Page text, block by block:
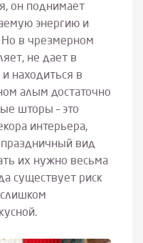
он поднимает
энергию и
Но в чрезмерном
не дает в
находиться в
алым достаточно
шторы – это
интерьера,
праздничный вид
их нужно весьма
существует риск
слишком